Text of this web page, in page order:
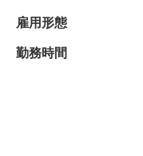
雇用形態
勤務時間